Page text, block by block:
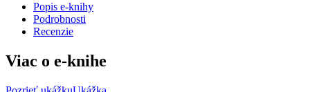
Popis e-knihy
Podrobnosti
Recenzie
Viac o e-knihe